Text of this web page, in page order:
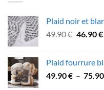
Plaid noir et
49.90€ Le
était :
49.90 €.
46.90€
Plaid fourrure
49.90€ – 75.90